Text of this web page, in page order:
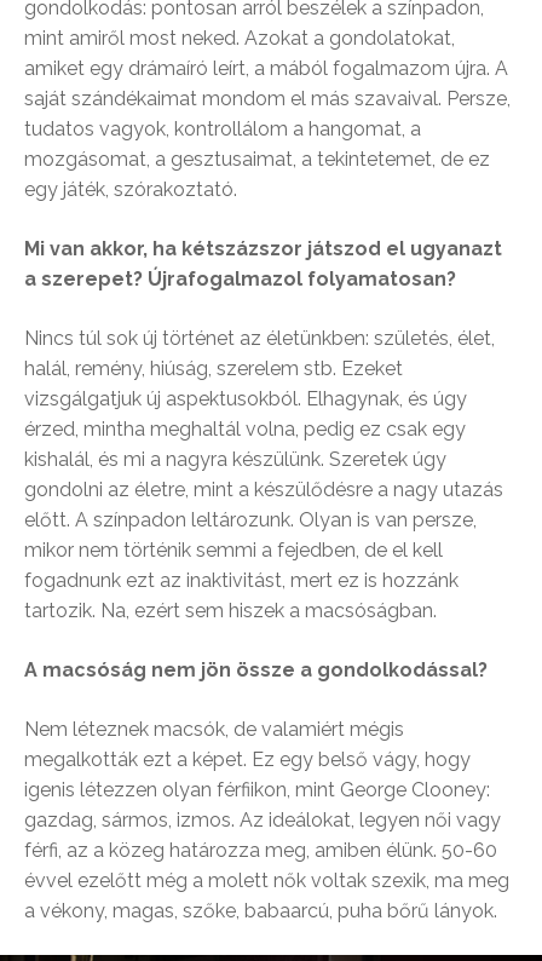
gondolkodás: pontosan arról beszélek a színpadon,
mint amiről most neked. Azokat a gondolatokat,
amiket egy drámaíró leírt, a mából fogalmazom újra. A
saját szándékaimat mondom el más szavaival. Persze,
tudatos vagyok, kontrollálom a hangomat, a
mozgásomat, a gesztusaimat, a tekintetemet, de ez
egy játék, szórakoztató.
Mi van akkor, ha kétszázszor játszod el ugyanazt
a szerepet? Újrafogalmazol folyamatosan?
Nincs túl sok új történet az életünkben: születés, élet,
halál, remény, hiúság, szerelem stb. Ezeket
vizsgálgatjuk új aspektusokból. Elhagynak, és úgy
érzed, mintha meghaltál volna, pedig ez csak egy
kishalál, és mi a nagyra készülünk. Szeretek úgy
gondolni az életre, mint a készülődésre a nagy utazás
előtt. A színpadon leltározunk. Olyan is van persze,
mikor nem történik semmi a fejedben, de el kell
fogadnunk ezt az inaktivitást, mert ez is hozzánk
tartozik. Na, ezért sem hiszek a macsóságban.
A macsóság nem jön össze a gondolkodással?
Nem léteznek macsók, de valamiért mégis
megalkották ezt a képet. Ez egy belső vágy, hogy
igenis létezzen olyan férfiikon, mint George Clooney:
gazdag, sármos, izmos. Az ideálokat, legyen női vagy
férfi, az a közeg határozza meg, amiben élünk. 50-60
évvel ezelőtt még a molett nők voltak szexik, ma meg
a vékony, magas, szőke, babaarcú, puha bőrű lányok.